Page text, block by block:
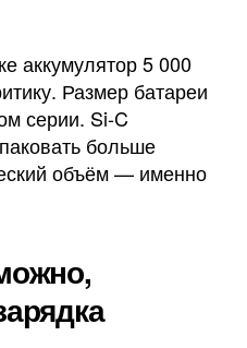
аккумулятор 5 000
Размер батареи
серии. Si-C
больше
объём — именно